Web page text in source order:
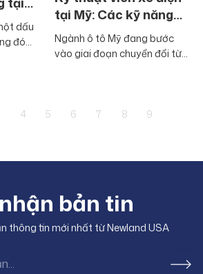
dấu
đó
vàng,
năm
tại Mỹ: Các kỹ năng
“vàng” giúp thợ ô tô
Việt đón đầu xu hướng
Ngành ô tô Mỹ đang bước
vào giai đoạn chuyển đổi từ
nhân lực đáng kể ở vị trí kỹ
bánh tăng nhanh, số thợ đủ
4 5 6 7 8 9
bản tin
thông tin mới nhất từ Newland USA